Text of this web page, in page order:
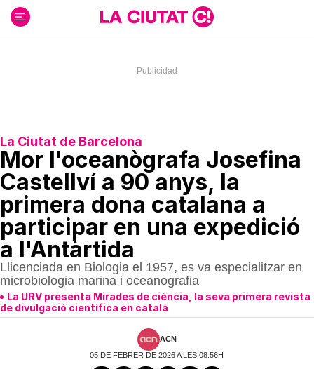
contenido
La Ciutat de Barcelona
Mor l'oceanògrafa Josefina
Castellví a 90 anys, la
primera dona catalana a
participar en una expedició
a l'Antàrtida
Llicenciada en Biologia el 1957, es va especialitzar en
microbiologia marina i oceanografia
La URV presenta Mirades de ciència, la seva primera revista
de divulgació científica en català
ACN
05 DE FEBRER DE 2026 A LES 08:56H